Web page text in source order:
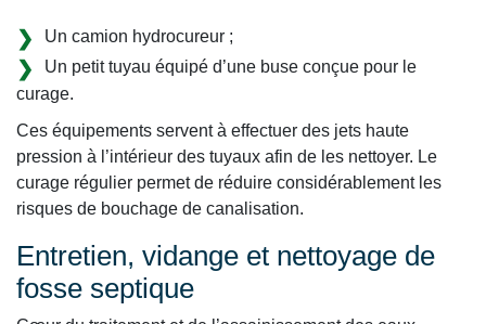
Un camion hydrocureur ;
Un petit tuyau équipé d’une buse conçue pour le
curage.
Ces équipements servent à effectuer des jets haute
pression à l’intérieur des tuyaux afin de les nettoyer. Le
curage régulier permet de réduire considérablement les
risques de bouchage de canalisation.
Entretien, vidange et nettoyage de
fosse septique